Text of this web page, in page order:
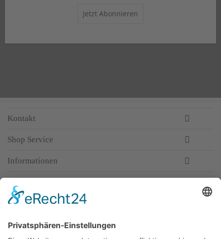
Jetzt Abonnieren
Kontakt
Shop Service
Informationen
Top-Anbieter
Spitzenqualität